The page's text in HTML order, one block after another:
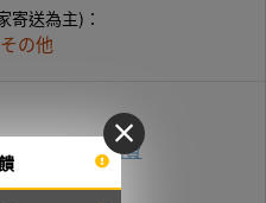
寄送為主)：
の他
帳 超商代碼繳費
銀角零卡